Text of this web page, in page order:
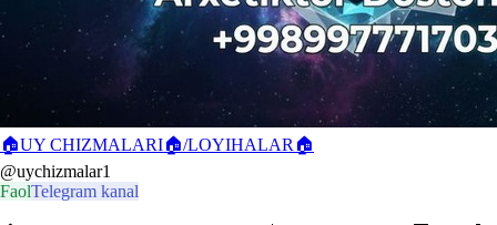
🏠UY CHIZMALARI🏠/LOYIHALAR🏠
@uychizmalar1
FaolTelegram kanal